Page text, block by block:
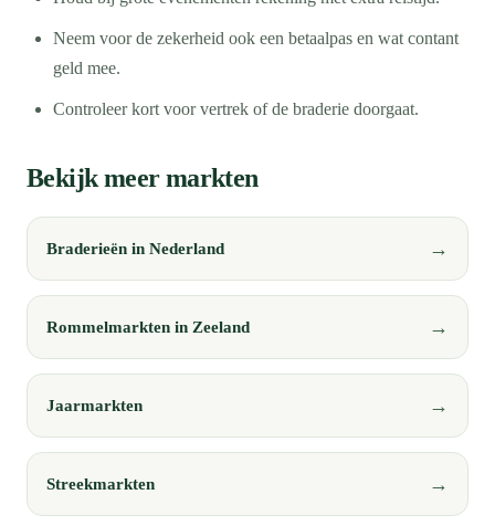
Neem voor de zekerheid ook een betaalpas en wat contant
geld mee.
Controleer kort voor vertrek of de braderie doorgaat.
Bekijk meer markten
Braderieën in Nederland
Rommelmarkten in Zeeland
Jaarmarkten
Streekmarkten